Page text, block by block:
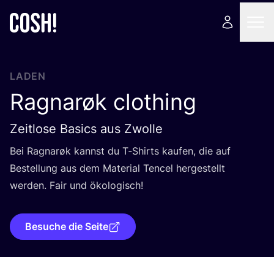
LADEN
Ragnarøk clothing
Zeitlose Basics aus Zwolle
Bei Rag­narøk kannst du T‑Shirts kau­fen, die auf
Bestel­lung aus dem Mate­ri­al Ten­cel her­ge­stellt
wer­den. Fair und ökologisch!
Besuche die Seite